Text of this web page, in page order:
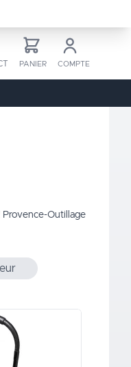
PANIER COMPTE
Outillage